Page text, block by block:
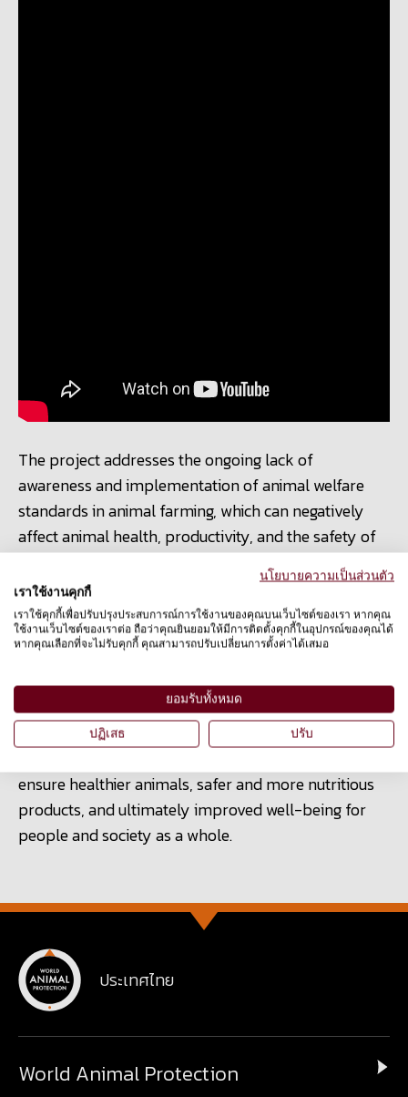
The project addresses the ongoing lack of
awareness and implementation of animal welfare
standards in animal farming, which can negatively
affect animal health, productivity, and the safety of
animal-derived products. Many producers still view
animal welfare as secondary, rather than an essential
foundation for sustainable production.
AWATARA aims to change this mindset by promoting
the concept that animal welfare is inseparable from
human welfare. By encouraging humane, ethical, and
ensure healthier animals, safer and more nutritious
products, and ultimately improved well-being for
people and society as a whole.
ประเทศไทย
World Animal Protection
นโยบายความเป็นส่วนตัว
เราใช้งานคุกกี้
เราใช้คุกกี้เพื่อปรับปรุงประสบการณ์การใช้งานของคุณบนเว็บไซต์ของเรา หากคุณ
ใช้งานเว็บไซต์ของเราต่อ ถือว่าคุณยินยอมให้มีการติดตั้งคุกกี้ในอุปกรณ์ของคุณได้
หากคุณเลือกที่จะไม่รับคุกกี้ คุณสามารถปรับเปลี่ยนการตั้งค่าได้เสมอ
ยอมรับทั้งหมด
ปฏิเสธ ปรับ